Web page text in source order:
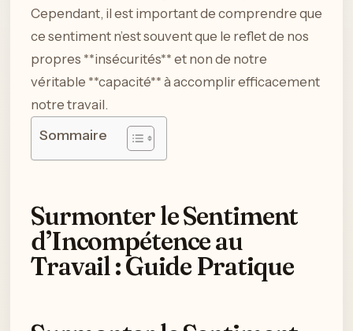
Cependant, il est important de comprendre que
ce sentiment n’est souvent que le reflet de nos
propres **insécurités** et non de notre
véritable **capacité** à accomplir efficacement
notre travail.
Sommaire
Surmonter le Sentiment
d’Incompétence au
Travail : Guide Pratique